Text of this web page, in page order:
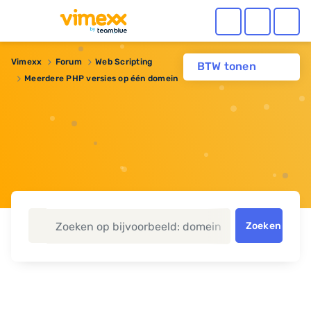
BTW tonen
Vimexx Forum
Web Scripting
Meerdere PHP versies op één domein
Zoeken